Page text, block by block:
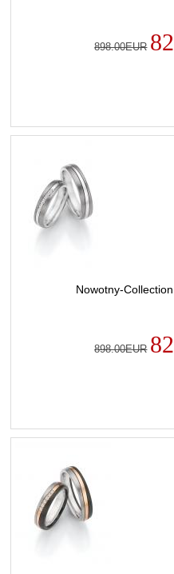
898.00EUR
Nowotny-
898.00EUR